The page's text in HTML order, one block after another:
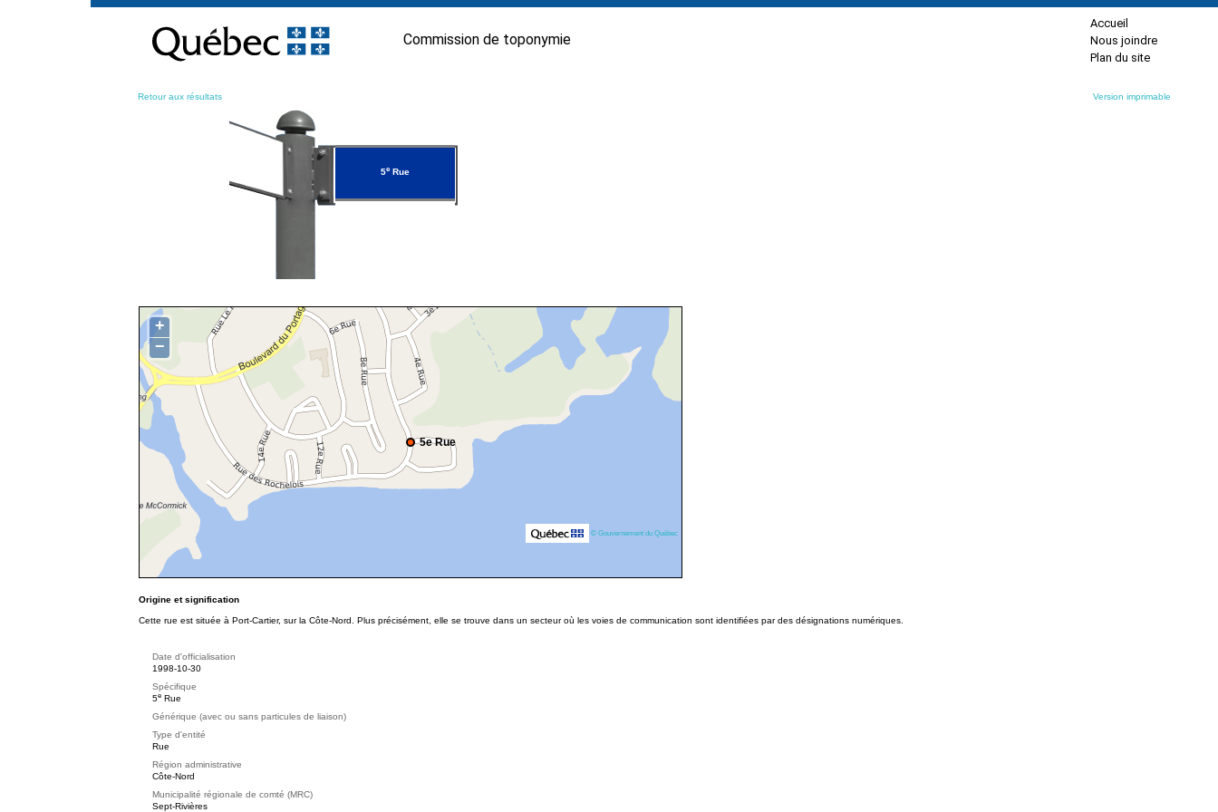
contenu
Commission de toponymie
Accueil
Nous joindre
Plan du site
Retour aux résultats Version imprimable
5eRue
5e Rue
+
−
© Gouvernement du Québec
Origine et signification
Cette rue est située à Port-Cartier, sur la Côte-Nord. Plus précisément, elle se trouve dans un secteur où les voies de communication sont identifiées par des désignations numériques.
Date d'officialisation
1998-10-30
Spécifique
5e Rue
Générique (avec ou sans particules de liaison)
Type d'entité
Rue
Région administrative
Côte-Nord
Municipalité régionale de comté (MRC)
Sept-Rivières